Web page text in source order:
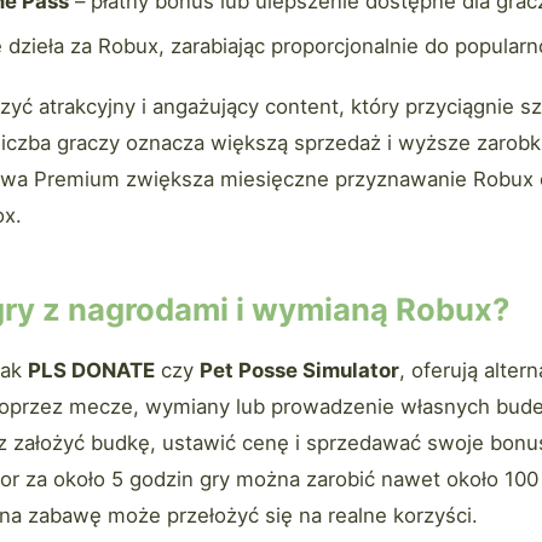
za Robux, zarabiając proporcjonalnie do
atrakcyjny i angażujący content, który przyciągnie
graczy oznacza większą sprzedaż i wyższe
Premium zwiększa miesięczne przyznawanie Robux
z nagrodami i wymianą Robux?
PLS DONATE czy Pet Posse Simulator, oferują
mecze, wymiany lub prowadzenie własnych
założyć budkę, ustawić cenę i sprzedawać swoje
za około 5 godzin gry można zarobić nawet około
zabawę może przełożyć się na realne korzyści.